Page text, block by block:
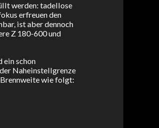
werden: tadellose
erfreuen den
ist aber dennoch
Z 180-600 und
ein schon
Naheinstellgrenze
wie folgt: